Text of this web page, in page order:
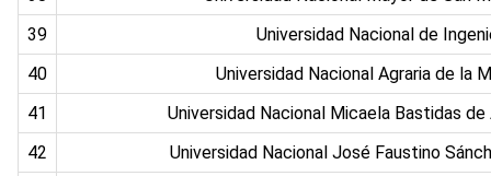
39
Universidad Nacional de
40
Universidad Nacional Agraria de la
41
Universidad Nacional Micaela Bastidas
42
Universidad Nacional José Faustino